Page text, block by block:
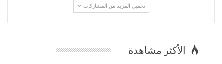
تحميل المزيد من المشاركات
الأكثر مشاهدة